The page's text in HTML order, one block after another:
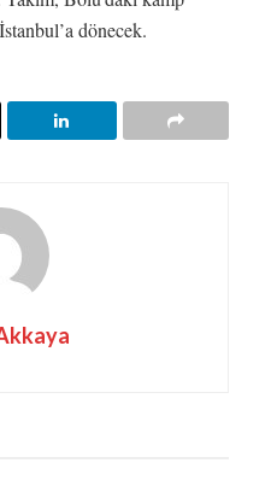
dönecek.